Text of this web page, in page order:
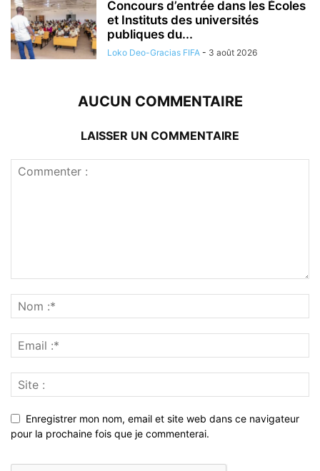
Concours d’entrée dans les Écoles
et Instituts des universités
publiques du...
Loko Deo-Gracias FIFA - 3 août 2026
AUCUN COMMENTAIRE
LAISSER UN COMMENTAIRE
Enregistrer mon nom, email et site web dans ce navigateur
pour la prochaine fois que je commenterai.